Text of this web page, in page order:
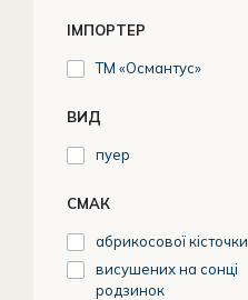
ІМПОРТЕР
ТМ «Османтус»
ВИД
пуер
СМАК
абрикосової кісточки
висушених на сонці
родзинок